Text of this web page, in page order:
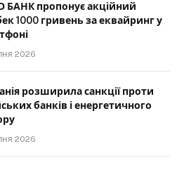
БАНК пропонує акційний
1000 гривень за еквайринг у
2026
розширила санкції проти
банків і енергетичного
2026